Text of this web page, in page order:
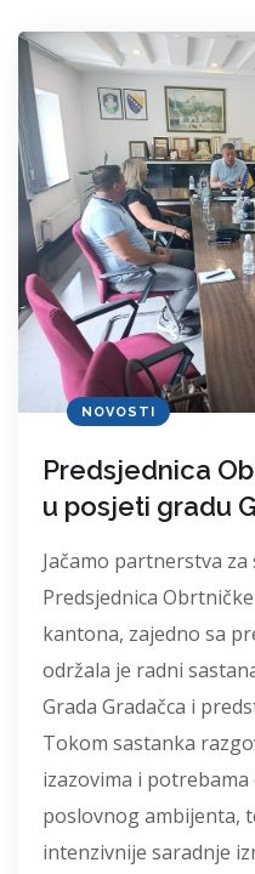
NOVOSTI
Predsjednica
u posjeti gradu
Jačamo partnerstva
Predsjednica
kantona, zajedno sa
održala je radni
Grada Gradačca i
Tokom sastanka
izazovima i
poslovnog ambijenta,
intenzivnije saradnje